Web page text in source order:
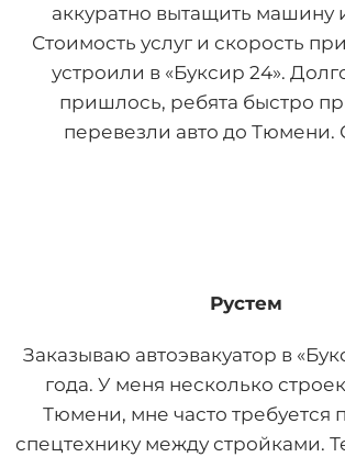
аккуратно вытащить машину
Стоимость услуг и скорость
устроили в «Буксир 24».
пришлось, ребята быстро
перевезли авто до Тюмени.
Рустем
Заказываю автоэвакуатор в
года. У меня несколько
Тюмени, мне часто требуется
спецтехнику между стройками.